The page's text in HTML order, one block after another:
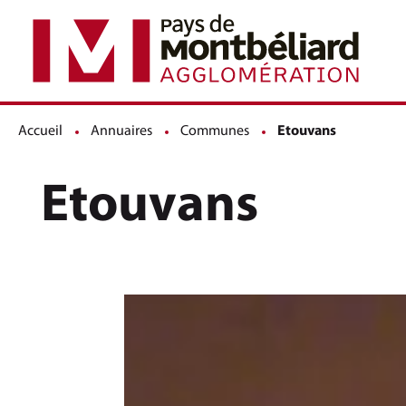
Accueil Annuaires Communes Page active :
Etouvans
Etouvans